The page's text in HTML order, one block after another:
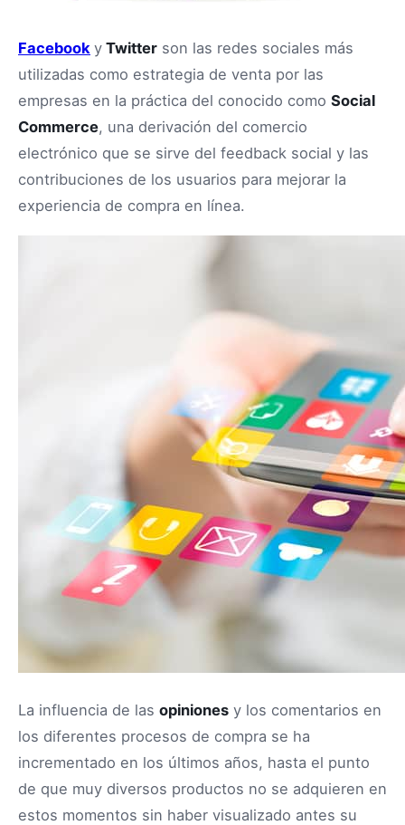
Facebook y Twitter son las redes sociales más
utilizadas como estrategia de venta por las
empresas en la práctica del conocido como Social
Commerce, una derivación del comercio
electrónico que se sirve del feedback social y las
contribuciones de los usuarios para mejorar la
experiencia de compra en línea.
La influencia de las opiniones y los comentarios en
los diferentes procesos de compra se ha
incrementado en los últimos años, hasta el punto
de que muy diversos productos no se adquieren en
estos momentos sin haber visualizado antes su